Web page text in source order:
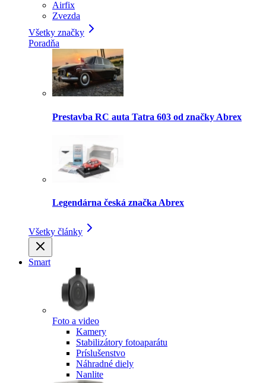
Airfix
Zvezda
Všetky značky
Poradňa
Prestavba RC auta Tatra 603 od značky Abrex
Legendárna česká značka Abrex
Všetky články
Smart
Foto a video
Kamery
Stabilizátory fotoaparátu
Príslušenstvo
Náhradné diely
Nanlite